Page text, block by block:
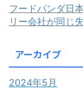
フードパンダ日
リー会社が同じ
アーカイブ
2024年5月